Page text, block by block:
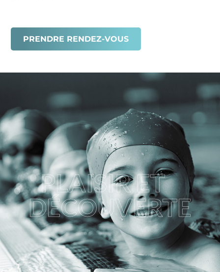
PRENDRE RENDEZ-VOUS
PLAISIR ET
DÉCOUVERTE